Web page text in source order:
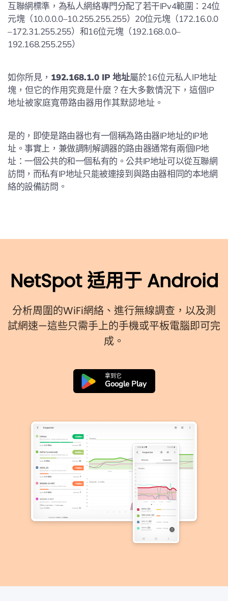
互聯網標準，為私人網絡專門分配了若干IPv4範圍：24位
元塊（10.0.0.0–10.255.255.255）20位元塊（172.16.0.0
–172.31.255.255）和16位元塊（192.168.0.0–
192.168.255.255）
如你所見， 192.168.1.0 IP 地址屬於16位元私人IP地址
塊，但它的作用究竟是什麼？在大多數情況下，這個IP
地址被家庭寬帶路由器用作其默認地址。
是的，即使是路由器也有一個稱為路由器IP地址的IP地
址。事實上，兼做調制解調器的路由器通常有兩個IP地
址：一個公共的和一個私有的。公共IP地址可以從互聯網
訪問，而私有IP地址只能被連接到與路由器相同的本地網
絡的設備訪問。
NetSpot 适用于 Android
分析周圍的WiFi網絡、進行無線調查，以及測
試網速—這些只需手上的手機或平板電腦即可完
成。
拿到它
Google Play